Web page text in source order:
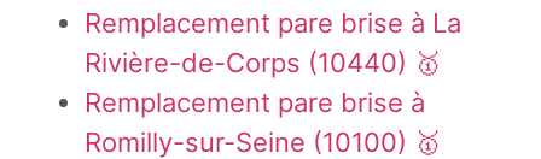
Remplacement pare brise à La
Rivière-de-Corps (10440) 🥇
Remplacement pare brise à
Romilly-sur-Seine (10100) 🥇